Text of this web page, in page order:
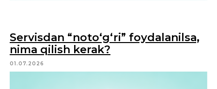
Servisdan “noto‘g‘ri” foydalanilsa,
nima qilish kerak?
01.07.2026